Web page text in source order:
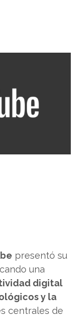
presentó su
una
digital
y la
centrales de